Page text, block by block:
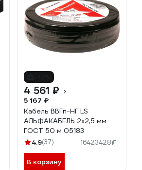
4 561 ₽
5 167 ₽
Кабель ВВГп-НГ LS
АЛЬФАКАБЕЛЬ 2х2,5 мм
ГОСТ 50 м 05183
4.9(37) 16423428
В корзину